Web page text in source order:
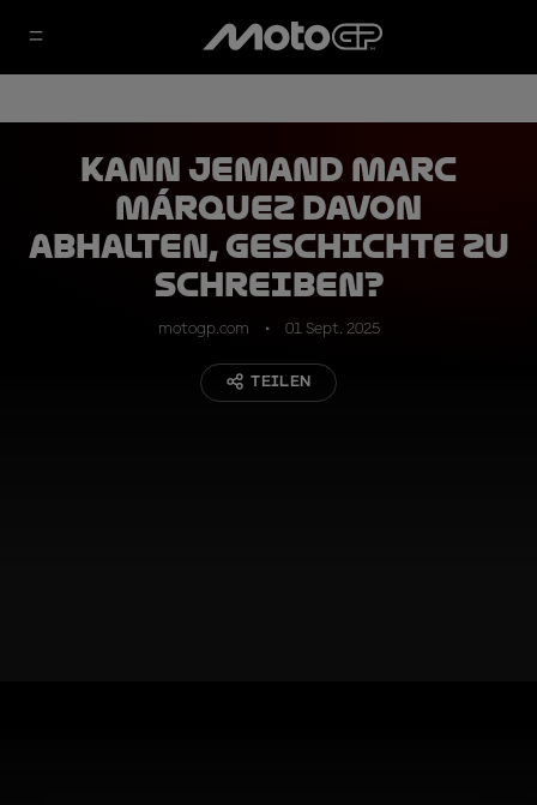
Kann jemand Marc
Márquez davon
abhalten, Geschichte zu
schreiben?
motogp.com 01 Sept. 2025
TEILEN